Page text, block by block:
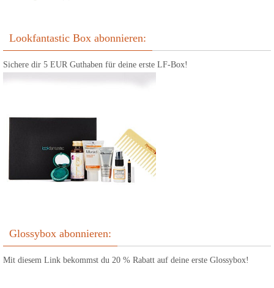
Lookfantastic Box abonnieren:
Sichere dir 5 EUR Guthaben für deine erste LF-Box!
Glossybox abonnieren:
Mit diesem Link bekommst du 20 % Rabatt auf deine erste Glossybox!